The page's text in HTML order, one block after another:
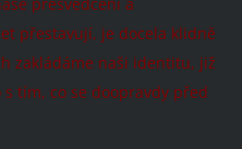
přestavují, je docela klidně
zakládáme naši identitu, již
tím, co se doopravdy před